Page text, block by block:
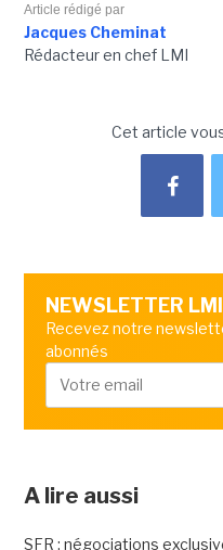
Article rédigé par
Jacques Cheminat
Rédacteur en chef LMI
Cet article
NEWSLETTER LMI
Recevez notre
abonnés
A lire aussi
SFR : négociations